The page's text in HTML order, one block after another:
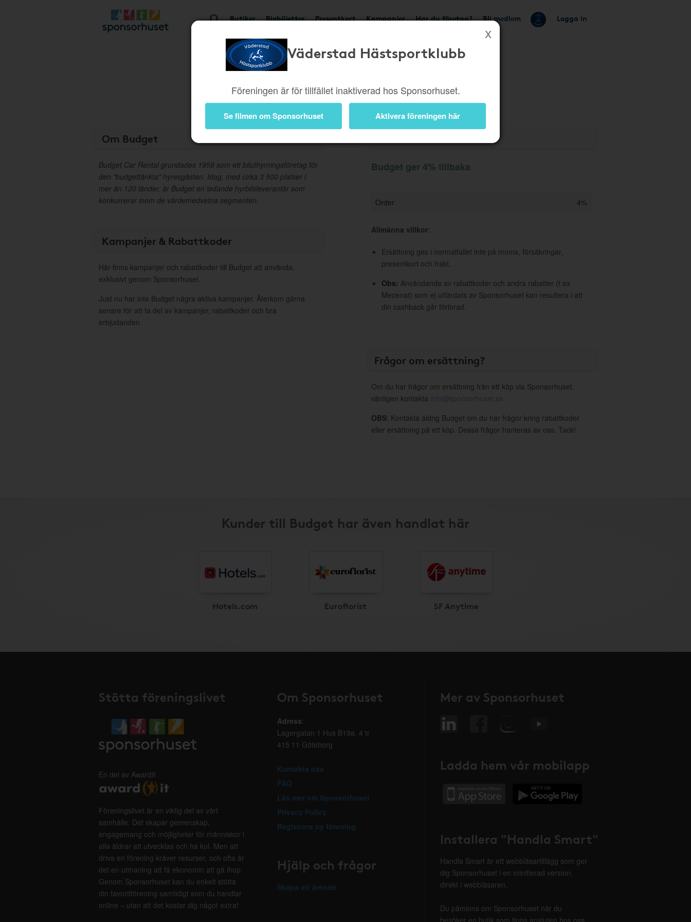
Butiker Biobiljetter Presentkort Kampanjer Har du företag? Bli medlem Logga in
Väderstad Hästsportklubb
Föreningen är för tillfället inaktiverad hos Sponsorhuset.
Se filmen om Sponsorhuset Aktivera föreningen här
Om Budget
Budget Car Rental grundades 1958 som ett biluthyrningsföretag för
den "budgettänkta" hyresgästen. Idag, med cirka 3 500 platser i
mer än 120 länder, är Budget en ledande hyrbilsleverantör som
konkurrerar inom de värdemedvetna segmenten.
Kampanjer & Rabattkoder
Här finns kampanjer och rabattkoder till Budget att använda,
exklusivt genom Sponsorhuset.
Just nu har inte Budget några aktiva kampanjer. Återkom gärna
senare för att ta del av kampanjer, rabattkoder och bra
erbjudanden.
Budget ger 4% tillbaka
Order 4%
Allmänna villkor:
Ersättning ges i normalfallet inte på moms, försäkringar,
presentkort och frakt.
Obs: Användande av rabattkoder och andra rabatter (t ex
Mecenat) som ej utfärdats av Sponsorhuset kan resultera i att
din cashback går förlorad.
Frågor om ersättning?
Om du har frågor om ersättning från ett köp via Sponsorhuset,
vänligen kontakta info@sponsorhuset.se
OBS: Kontakta aldrig Budget om du har frågor kring rabattkoder
eller ersättning på ett köp. Dessa frågor hanteras av oss. Tack!
Kunder till Budget har även handlat här
Hotels.com Euroflorist SF Anytime
Stötta föreningslivet
En del av AwardIt
Föreningslivet är en viktig del av vårt
samhälle. Det skapar gemenskap,
engagemang och möjligheter för människor i
alla åldrar att utvecklas och ha kul. Men att
driva en förening kräver resurser, och ofta är
det en utmaning att få ekonomin att gå ihop.
Genom Sponsorhuset kan du enkelt stötta
din favoritförening samtidigt som du handlar
online – utan att det kostar dig något extra!
Om Sponsorhuset
Adress:
Lagergatan 1 Hus B19a, 4 tr
415 11 Göteborg
Kontakta oss
FAQ
Läs mer om Sponsorhuset
Privacy Policy
Registrera ny förening
Hjälp och frågor
Skapa ett ärende
Mer av Sponsorhuset
Ladda hem vår mobilapp
Installera "Handla Smart"
Handla Smart är ett webbläsartillägg som ger
dig Sponsorhuset i en minifierad version,
direkt i webbläsaren.
Du påminns om Sponsorhuset när du